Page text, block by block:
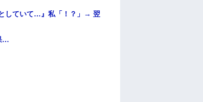
していて…』私「！？」→ 翌
…